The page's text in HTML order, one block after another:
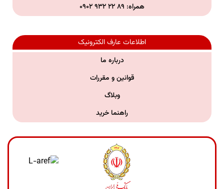
همراه:
اطلاعات عارف الکترونیک
درباره ما
قوانین و مقررات
وبلاگ
راهنما خرید